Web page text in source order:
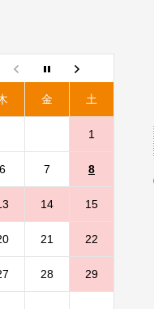
金 土
1
6 7 8
14 15
21 22
28 29